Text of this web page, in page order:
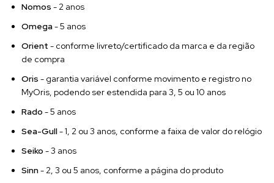
Nomos - 2 anos
Omega- 5 anos
Orient - conforme livreto/certificado da marca e da região
de compra
Oris - garantia variável conforme movimento e registro no
MyOris, podendo ser estendida para 3, 5 ou 10 anos
Rado - 5 anos
Sea-Gull- 1, 2 ou 3 anos, conforme a faixa de valor do relógio
Seiko - 3 anos
Sinn- 2, 3 ou 5 anos, conforme a página do produto